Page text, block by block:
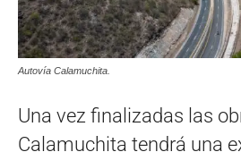
Autovía Calamuchita.
Una vez finalizadas las
Calamuchita tendrá una